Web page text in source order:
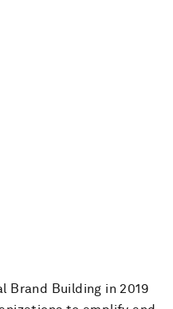
Brand Building in 2019